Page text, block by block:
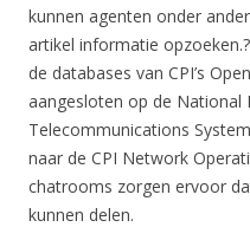
kunnen agenten onder
artikel informatie
de databases van CPI’s
aangesloten op de National
Telecommunications
naar de CPI Network
chatrooms zorgen ervoor
kunnen delen.